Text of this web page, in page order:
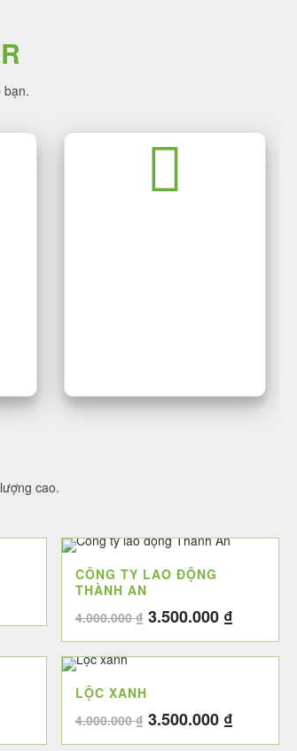
bạn.
cao.
CÔNG TY LAO ĐỘNG
THÀNH AN
4.000.000₫ Giá
gốc
là:
3.500.000 ₫Giá
hiện
tại
hiện
LỘC XANH
4.000.000₫ Giá
gốc
3.500.000 ₫Giá
hiện